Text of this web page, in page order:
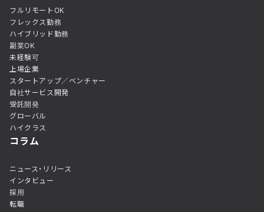
フルリモートOK
フレックス勤務
ハイブリッド勤務
副業OK
未経験可
上場企業
スタートアップ／ベンチャー
自社サービス開発
受託開発
グローバル
ハイクラス
コラム
ニュース・リリース
インタビュー
採用
転職